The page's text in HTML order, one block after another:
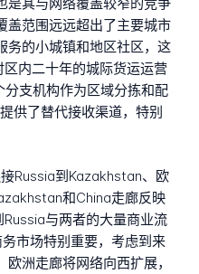
盖范围远远超出了主要城市
务的小城镇和地区社区，这
区内二十年的城际货运运营
支机构作为区域分拣和配
供了替代接收渠道，特别
Russia到Kazakhstan、欧
和China走廊反映
与两者的大量商业流
市场特别重要，考虑到来
洲走廊将网络向西扩展，